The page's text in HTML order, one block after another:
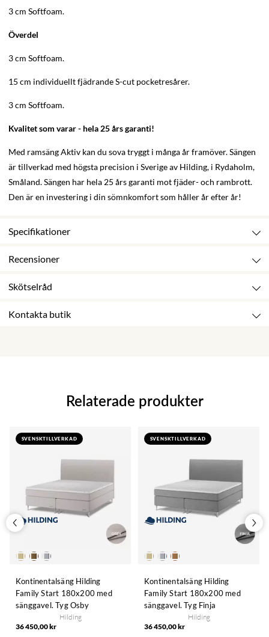
3 cm Softfoam.
Överdel
3 cm Softfoam.
15 cm individuellt fjädrande S-cut pocketresårer.
3 cm Softfoam.
Kvalitet som varar - hela 25 års garanti!
Med ramsäng Aktiv kan du sova tryggt i många år framöver. Sängen
är tillverkad med högsta precision i Sverige av Hilding, i Rydaholm,
Småland. Sängen har hela 25 års garanti mot fjäder- och rambrott.
Den är en investering i din sömnkomfort som håller år efter år!
Specifikationer
Recensioner
Skötselråd
Kontakta butik
Relaterade produkter
SVENSKTILLVERKAD
Kontinentalsäng Hilding
Family Start 180x200 med
sänggavel. Tyg Osby
Hilding
36 450,00 kr
SVENSKTILLVERKAD
Kontinentalsäng Hilding
Family Start 180x200 med
sänggavel. Tyg Finja
Hilding
36 450,00 kr